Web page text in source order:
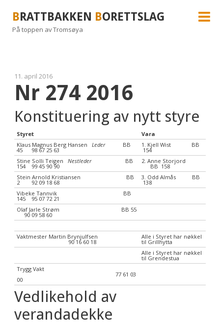
BRATTBAKKEN BORETTSLAG
På toppen av Tromsøya
11. april 2016
Nr 274 2016
Konstituering av nytt styre
Styret
Vara
Klaus Magnus Berg Hansen LederBB
45 98 67 25 63
1. Kjell Wist BB
154
Stine Solli Teigen NestlederBB
154 99 45 90 90
2. Anne Storjord
BB 158
Stein Arnold Kristiansen BB
2 92 09 18 68
3. Odd Almås BB
138
Vibeke Tannvik BB
145 95 07 72 21
Olaf Jarle Strøm BB 55
90 09 58 60
Vaktmester Martin Brynjulfsen
90 16 60 18
Alle i Styret har nøkkel
til Grillhytta
Alle i Styret har nøkkel
til Grendestua
Trygg Vakt
77 61 03
00
Vedlikehold av
verandadekke